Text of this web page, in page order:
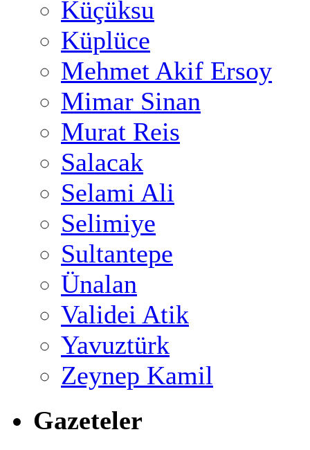
Küçüksu
Küplüce
Mehmet Akif Ersoy
Mimar Sinan
Murat Reis
Salacak
Selami Ali
Selimiye
Sultantepe
Ünalan
Validei Atik
Yavuztürk
Zeynep Kamil
Gazeteler